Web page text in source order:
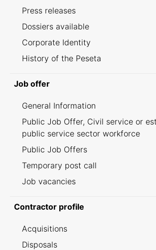
Press releases
Dossiers available
Corporate Identity
History of the Peseta
Job offer
General Information
Public Job Offer, Civil service or
public service sector workforce
Public Job Offers
Temporary post call
Job vacancies
Contractor profile
Acquisitions
Disposals